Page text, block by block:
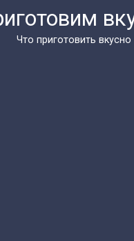
Что приготовить вкусно